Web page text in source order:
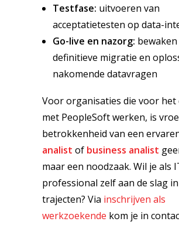
Testfase: uitvoeren van
acceptatietesten op data-
Go-live en nazorg:
definitieve migratie en
nakomende datavragen
Voor organisaties die voor het
met PeopleSoft werken, is
betrokkenheid van een
analist of business analist
maar een noodzaak. Wil je als
professional zelf aan de slag
trajecten? Via inschrijven als
werkzoekende kom je in